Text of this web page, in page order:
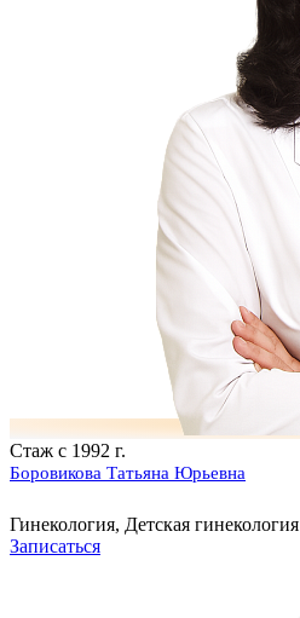
Стаж с 1992 г.
Боровикова Татьяна Юрьевна
Гинекология, Детская гинекология
Записаться